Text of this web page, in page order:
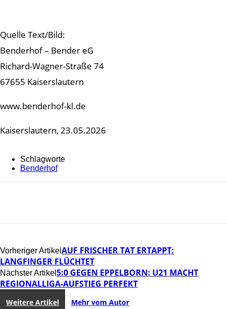
Quelle Text/Bild:
Benderhof – Bender eG
Richard-Wagner-Straße 74
67655 Kaiserslautern
www.benderhof-kl.de
Kaiserslautern, 23.05.2026
Schlagworte
Benderhof
Vorheriger Artikel AUF FRISCHER TAT ERTAPPT:
LANGFINGER FLÜCHTET
Nächster Artikel 5:0 GEGEN EPPELBORN: U21 MACHT
REGIONALLIGA-AUFSTIEG PERFEKT
Weitere Artikel Mehr vom Autor